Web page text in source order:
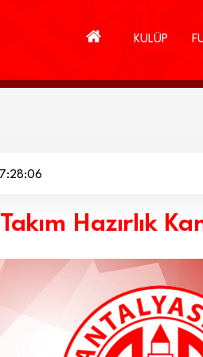
KULÜP
Hazırlık